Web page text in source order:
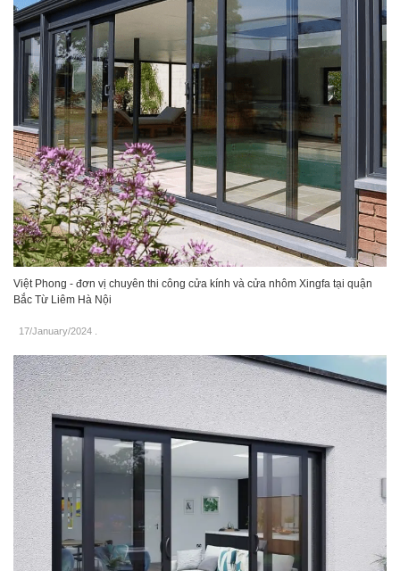
Việt Phong - đơn vị chuyên thi công cửa kính và cửa nhôm Xingfa tại quận
Bắc Từ Liêm Hà Nội
17/January/2024